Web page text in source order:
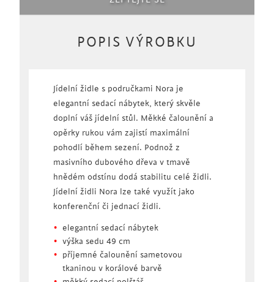
POPIS VÝROBKU
Jídelní židle s područkami Nora je
elegantní sedací nábytek, který skvěle
doplní váš jídelní stůl. Měkké čalounění a
opěrky rukou vám zajistí maximální
pohodlí během sezení. Podnož z
masivního dubového dřeva v tmavě
hnědém odstínu dodá stabilitu celé židli.
Jídelní židli Nora lze také využít jako
konferenční či jednací židli.
elegantní sedací nábytek
výška sedu 49 cm
příjemné čalounění sametovou
tkaninou v korálové barvě